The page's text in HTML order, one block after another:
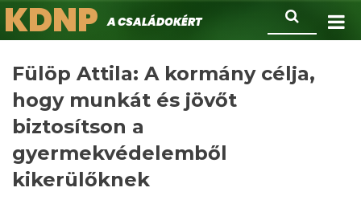
Ugrás
a
Keresés
KDNPA családokért.
Fülöp Attila: A kormány célja,
hogy munkát és jövőt
biztosítson a
gyermekvédelemből
kikerülőknek